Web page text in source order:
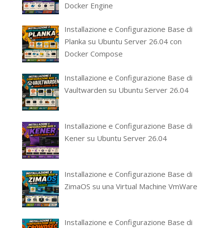
Docker Engine
Installazione e Configurazione Base di
Planka su Ubuntu Server 26.04 con
Docker Compose
Installazione e Configurazione Base di
Vaultwarden su Ubuntu Server 26.04
Installazione e Configurazione Base di
Kener su Ubuntu Server 26.04
Installazione e Configurazione Base di
ZimaOS su una Virtual Machine VmWare
Installazione e Configurazione Base di